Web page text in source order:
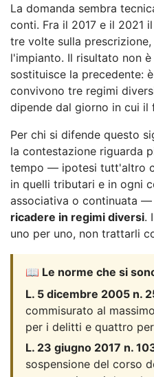
La domanda sembra
conti. Fra il 2017 e il 2021
tre volte sulla
l'impianto. Il risultato non
sostituisce la precedente:
convivono tre regimi
dipende dal giorno in cui
Per chi si difende questo
la contestazione riguarda
tempo — ipotesi tutt'altro
in quelli tributari e in ogni
associativa o continuata —
ricadere in regimi diversi.
uno per uno, non trattarli
📖 Le norme che si
L. 5 dicembre 2005 n.
commisurato al
per i delitti e quattro
L. 23 giugno 2017 n.
sospensione del corso